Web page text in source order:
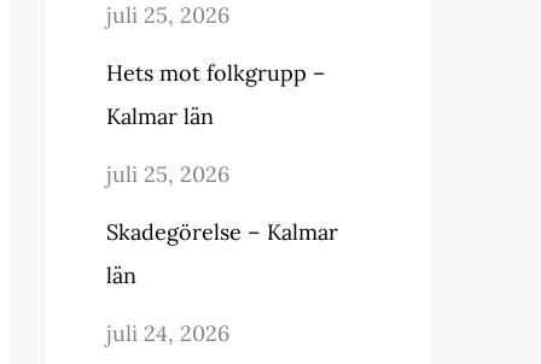
juli 25, 2026
Hets mot folkgrupp –
Kalmar län
juli 25, 2026
Skadegörelse – Kalmar
län
juli 24, 2026